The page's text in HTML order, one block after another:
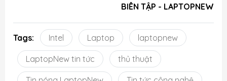
BIÊN TẬP - LAPTOPNEW
Tags: Intel Laptop laptopnew
LaptopNew tin tức thủ thuật